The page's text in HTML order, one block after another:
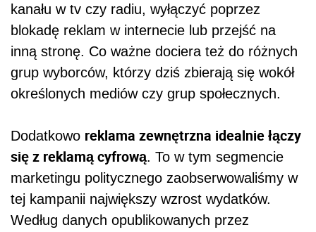
kanału w tv czy radiu, wyłączyć poprzez
blokadę reklam w internecie lub przejść na
inną stronę. Co ważne dociera też do różnych
grup wyborców, którzy dziś zbierają się wokół
określonych mediów czy grup społecznych.
Dodatkowo reklama zewnętrzna idealnie łączy
się z reklamą cyfrową. To w tym segmencie
marketingu politycznego zaobserwowaliśmy w
tej kampanii największy wzrost wydatków.
Według danych opublikowanych przez